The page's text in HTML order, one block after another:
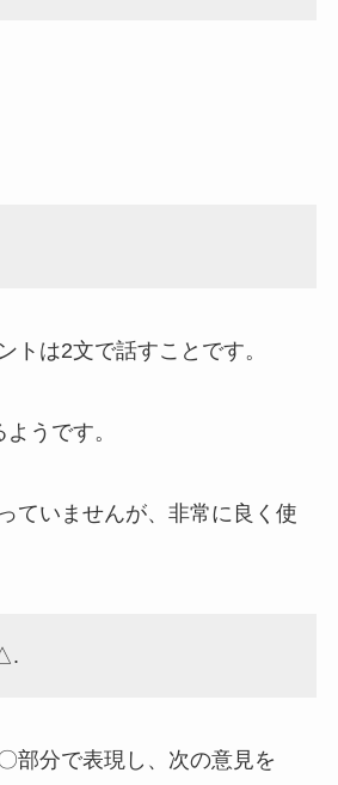
トは2文で話すことです。
うです。
ていませんが、非常に良く使
部分で表現し、次の意見を